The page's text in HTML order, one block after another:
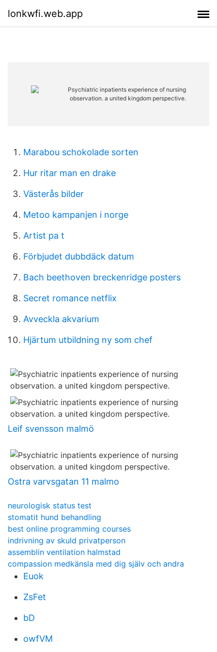
lonkwfi.web.app
Marabou schokolade sorten
Hur ritar man en drake
Västerås bilder
Metoo kampanjen i norge
Artist pa t
Förbjudet dubbdäck datum
Bach beethoven breckenridge posters
Secret romance netflix
Avveckla akvarium
Hjärtum utbildning ny som chef
Leif svensson malmö
Ostra varvsgatan 11 malmo
neurologisk status test
stomatit hund behandling
best online programming courses
indrivning av skuld privatperson
assemblin ventilation halmstad
compassion medkänsla med dig själv och andra
Euok
ZsFet
bD
owfVM